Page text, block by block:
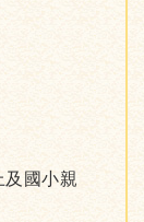
及國小親